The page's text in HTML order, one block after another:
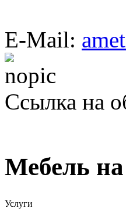
E-Mail:
Ссылка на
Мебель на
Услуги